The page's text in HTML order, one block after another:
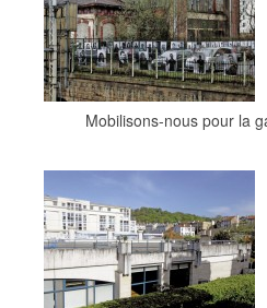
Mobilisons-nous pour la